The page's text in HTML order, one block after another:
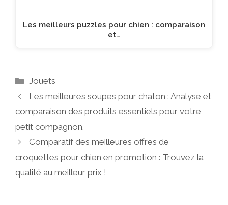
Les meilleurs puzzles pour chien : comparaison
et…
Catégories
Jouets
Les meilleures soupes pour chaton : Analyse et
comparaison des produits essentiels pour votre
petit compagnon.
Comparatif des meilleures offres de
croquettes pour chien en promotion : Trouvez la
qualité au meilleur prix !